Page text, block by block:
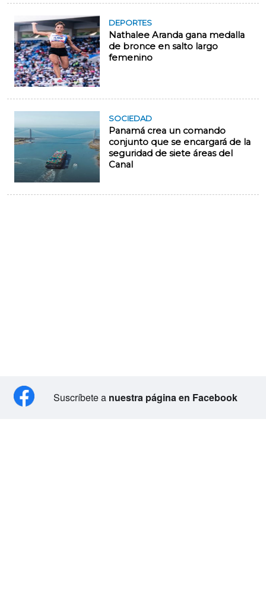
DEPORTES
Nathalee Aranda gana medalla
de bronce en salto largo
femenino
SOCIEDAD
Panamá crea un comando
conjunto que se encargará de la
seguridad de siete áreas del
Canal
Suscríbete a nuestra página en Facebook